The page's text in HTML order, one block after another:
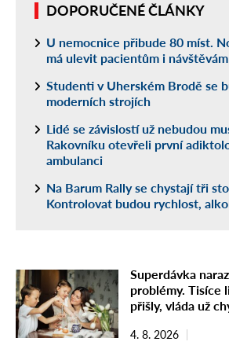
DOPORUČENÉ ČLÁNKY
U nemocnice přibude 80 míst.
má ulevit pacientům i návštěvám
Studenti v Uherském Brodě se
moderních strojích
Lidé se závislostí už nebudou
Rakovníku otevřeli první
ambulanci
Na Barum Rally se chystají tři
Kontrolovat budou rychlost,
Superdávka
problémy. Tisíce
přišly, vláda už
4. 8. 2026